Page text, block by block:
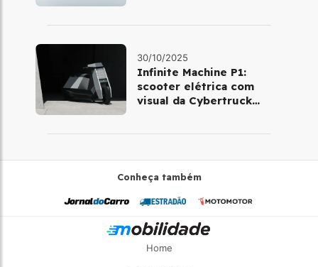
30/10/2025
Infinite Machine P1:
scooter elétrica com
visual da Cybertruck
Conheça também
Home